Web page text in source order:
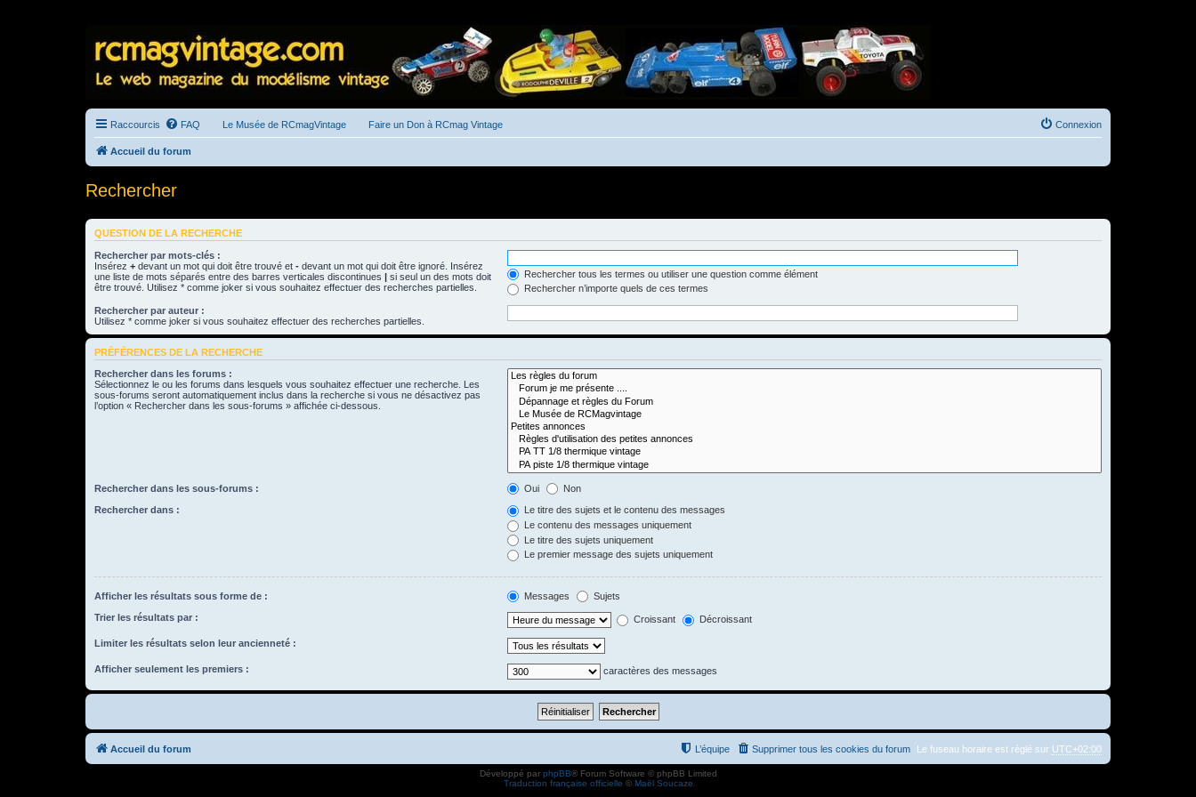
Raccourcis FAQ Le Musée de RCmagVintage Faire un Don à RCmag Vintage Connexion
Accueil du forum
Rechercher
QUESTION DE LA RECHERCHE
Rechercher par mots-clés :
Insérez + devant un mot qui doit être trouvé et - devant un mot qui doit être ignoré. Insérez
une liste de mots séparés entre des barres verticales discontinues | si seul un des mots doit
être trouvé. Utilisez * comme joker si vous souhaitez effectuer des recherches partielles.
Rechercher tous les termes ou utiliser une question comme élément
Rechercher n’importe quels de ces termes
Rechercher par auteur :
Utilisez * comme joker si vous souhaitez effectuer des recherches partielles.
PRÉFÉRENCES DE LA RECHERCHE
Rechercher dans les forums :
Sélectionnez le ou les forums dans lesquels vous souhaitez effectuer une recherche. Les
sous-forums seront automatiquement inclus dans la recherche si vous ne désactivez pas
l’option « Rechercher dans les sous-forums » affichée ci-dessous.
Rechercher dans les sous-forums : Oui Non
Rechercher dans :
Le titre des sujets et le contenu des messages
Le contenu des messages uniquement
Le titre des sujets uniquement
Le premier message des sujets uniquement
Afficher les résultats sous forme de : Messages Sujets
Trier les résultats par : Croissant Décroissant
Limiter les résultats selon leur ancienneté :
Afficher seulement les premiers : caractères des messages
Accueil du forum Le fuseau horaire est réglé sur UTC+02:00
Supprimer tous les cookies du forum
L’équipe
Développé par phpBB® Forum Software © phpBB Limited
Traduction française officielle © Maël Soucaze